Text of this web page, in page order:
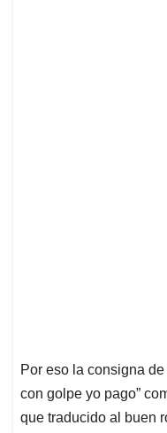
Por eso la consigna
con golpe yo pago”
que traducido al buen